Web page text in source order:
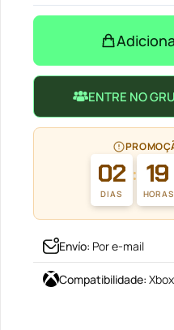
ENTRE NO
02
DIAS
: 19
HORAS
Envío: Por e-mail
Compatibilidade: